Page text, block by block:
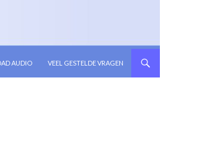
AUDIO VEEL GESTELDE VRAGEN